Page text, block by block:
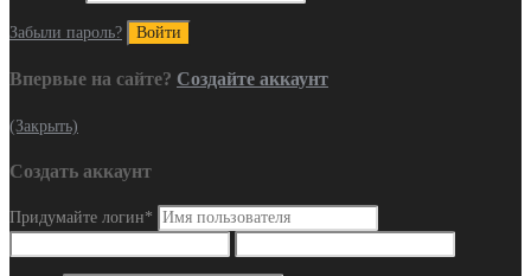
Забыли пароль?
Впервые на сайте? Создайте аккаунт
(Закрыть)
Создать аккаунт
Придумайте логин*